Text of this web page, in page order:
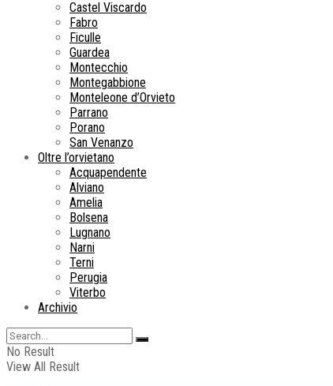
Castel Viscardo
Fabro
Ficulle
Guardea
Montecchio
Montegabbione
Monteleone d’Orvieto
Parrano
Porano
San Venanzo
Oltre l’orvietano
Acquapendente
Alviano
Amelia
Bolsena
Lugnano
Narni
Terni
Perugia
Viterbo
Archivio
No Result
View All Result